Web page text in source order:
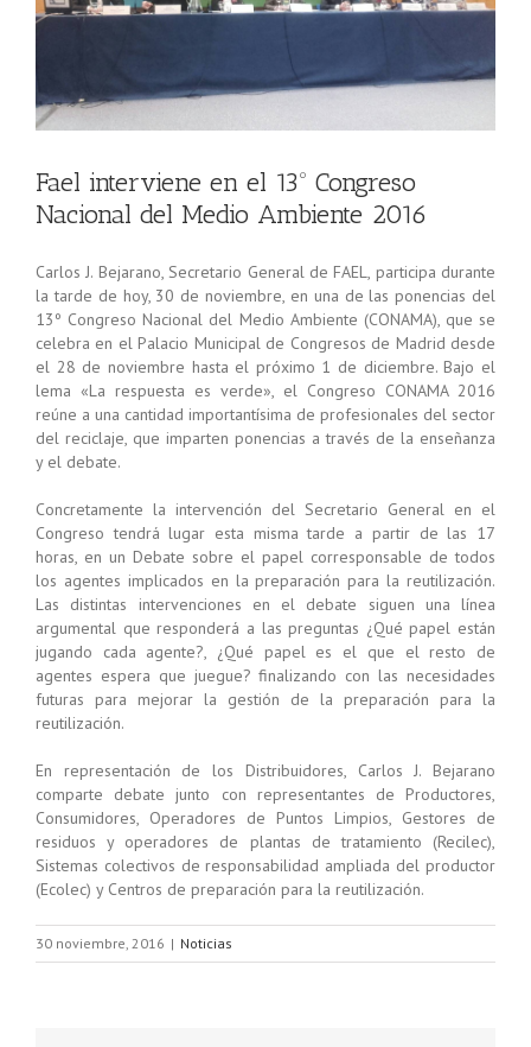
Fael interviene en el 13º Congreso
Nacional del Medio Ambiente 2016
Carlos J. Bejarano, Secretario General de FAEL, participa durante
la tarde de hoy, 30 de noviembre, en una de las ponencias del
13º Congreso Nacional del Medio Ambiente (CONAMA), que se
celebra en el Palacio Municipal de Congresos de Madrid desde
el 28 de noviembre hasta el próximo 1 de diciembre. Bajo el
lema «La respuesta es verde», el Congreso CONAMA 2016
reúne a una cantidad importantísima de profesionales del sector
del reciclaje, que imparten ponencias a través de la enseñanza
y el debate.
Concretamente la intervención del Secretario General en el
Congreso tendrá lugar esta misma tarde a partir de las 17
horas, en un Debate sobre el papel corresponsable de todos
los agentes implicados en la preparación para la reutilización.
Las distintas intervenciones en el debate siguen una línea
argumental que responderá a las preguntas ¿Qué papel están
jugando cada agente?, ¿Qué papel es el que el resto de
agentes espera que juegue? finalizando con las necesidades
futuras para mejorar la gestión de la preparación para la
reutilización.
En representación de los Distribuidores, Carlos J. Bejarano
comparte debate junto con representantes de Productores,
Consumidores, Operadores de Puntos Limpios, Gestores de
residuos y operadores de plantas de tratamiento (Recilec),
Sistemas colectivos de responsabilidad ampliada del productor
(Ecolec) y Centros de preparación para la reutilización.
30 noviembre, 2016 | Noticias